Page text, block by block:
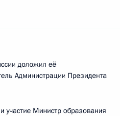
доложил её
Администрации Президента
участие Министр образования